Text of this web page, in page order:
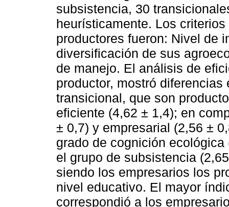
subsistencia, 30
heurísticamente. Los
productores fueron: Nivel de
diversificación de sus
de manejo. El análisis de
productor, mostró
transicional, que son
eficiente (4,62 ± 1,4); en
± 0,7) y empresarial (2,56 ±
grado de cognición
el grupo de subsistencia
siendo los empresarios los
nivel educativo. El mayor
correspondió a los